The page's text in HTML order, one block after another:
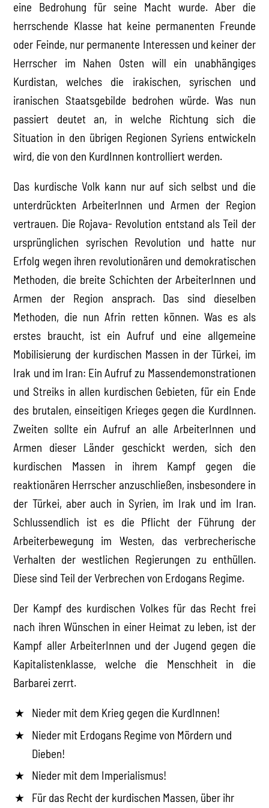
eine Bedrohung für seine Macht wurde. Aber die
herrschende Klasse hat keine permanenten Freunde
oder Feinde, nur permanente Interessen und keiner der
Herrscher im Nahen Osten will ein unabhängiges
Kurdistan, welches die irakischen, syrischen und
iranischen Staatsgebilde bedrohen würde. Was nun
passiert deutet an, in welche Richtung sich die
Situation in den übrigen Regionen Syriens entwickeln
wird, die von den KurdInnen kontrolliert werden.
Das kurdische Volk kann nur auf sich selbst und die
unterdrückten ArbeiterInnen und Armen der Region
vertrauen. Die Rojava- Revolution entstand als Teil der
ursprünglichen syrischen Revolution und hatte nur
Erfolg wegen ihren revolutionären und demokratischen
Methoden, die breite Schichten der ArbeiterInnen und
Armen der Region ansprach. Das sind dieselben
Methoden, die nun Afrin retten können. Was es als
erstes braucht, ist ein Aufruf und eine allgemeine
Mobilisierung der kurdischen Massen in der Türkei, im
Irak und im Iran: Ein Aufruf zu Massendemonstrationen
und Streiks in allen kurdischen Gebieten, für ein Ende
des brutalen, einseitigen Krieges gegen die KurdInnen.
Zweiten sollte ein Aufruf an alle ArbeiterInnen und
Armen dieser Länder geschickt werden, sich den
kurdischen Massen in ihrem Kampf gegen die
reaktionären Herrscher anzuschließen, insbesondere in
der Türkei, aber auch in Syrien, im Irak und im Iran.
Schlussendlich ist es die Pflicht der Führung der
Arbeiterbewegung im Westen, das verbrecherische
Verhalten der westlichen Regierungen zu enthüllen.
Diese sind Teil der Verbrechen von Erdogans Regime.
Der Kampf des kurdischen Volkes für das Recht frei
nach ihren Wünschen in einer Heimat zu leben, ist der
Kampf aller ArbeiterInnen und der Jugend gegen die
Kapitalistenklasse, welche die Menschheit in die
Barbarei zerrt.
Nieder mit dem Krieg gegen die KurdInnen!
Nieder mit Erdogans Regime von Mördern und
Dieben!
Nieder mit dem Imperialismus!
Für das Recht der kurdischen Massen, über ihr